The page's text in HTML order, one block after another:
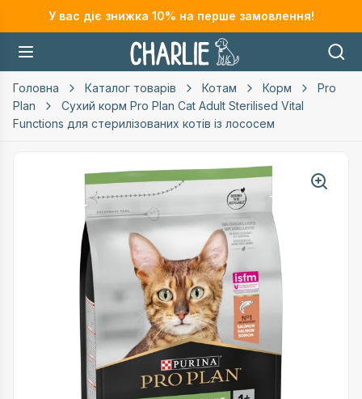
У вас діє знижка 10% на перше замовлення!
Головна Каталог товарів Котам Корм
Pro
Plan
Сухий корм Pro Plan Cat Adult Sterilised Vital
Functions для стерилізованих котів із лососем